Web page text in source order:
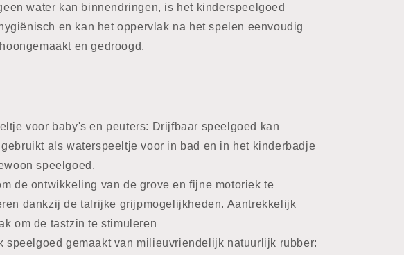
water kan binnendringen, is het kinderspeelgoed
en kan het oppervlak na het spelen eenvoudig
en gedroogd.
voor baby's en peuters: Drijfbaar speelgoed kan
als waterspeeltje voor in bad en in het kinderbadje
speelgoed.
de ontwikkeling van de grove en fijne motoriek te
dankzij de talrijke grijpmogelijkheden. Aantrekkelijk
om de tastzin te stimuleren
speelgoed gemaakt van milieuvriendelijk natuurlijk rubber: